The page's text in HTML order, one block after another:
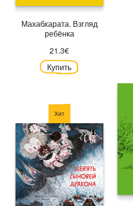
Махабхарата. Взгляд
ребёнка
21.3€
Купить
Хит